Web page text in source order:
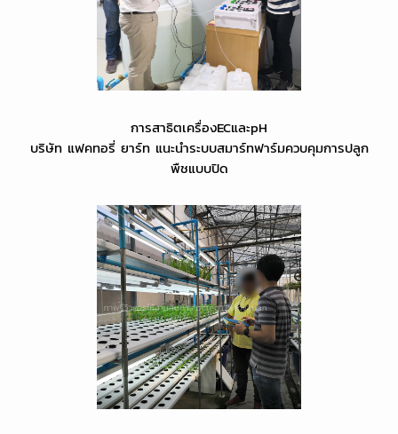
การสาธิตเครื่องECและpH
บริษัท แฟคทอรี่ ยาร์ท แนะนำระบบสมาร์ทฟาร์มควบคุมการปลูก
พืชแบบปิด